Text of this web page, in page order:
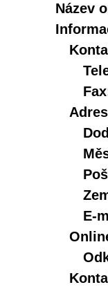
Název
E-